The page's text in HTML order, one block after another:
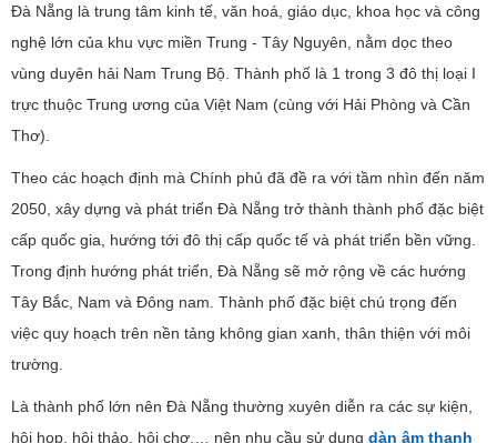
Đà Nẵng là trung tâm kinh tế, văn hoá, giáo dục, khoa học và công
nghệ lớn của khu vực miền Trung - Tây Nguyên, nằm dọc theo
vùng duyên hải Nam Trung Bộ. Thành phố là 1 trong 3 đô thị loại I
trực thuộc Trung ương của Việt Nam (cùng với Hải Phòng và Cần
Thơ).
Theo các hoạch định mà Chính phủ đã đề ra với tầm nhìn đến năm
2050, xây dựng và phát triển Đà Nẵng trở thành thành phố đặc biệt
cấp quốc gia, hướng tới đô thị cấp quốc tế và phát triển bền vững.
Trong định hướng phát triển, Đà Nẵng sẽ mở rộng về các hướng
Tây Bắc, Nam và Đông nam. Thành phố đặc biệt chú trọng đến
việc quy hoạch trên nền tảng không gian xanh, thân thiện với môi
trường.
Là thành phố lớn nên Đà Nẵng thường xuyên diễn ra các sự kiện,
hội họp, hội thảo, hội chợ,… nên nhu cầu sử dụng dàn âm thanh